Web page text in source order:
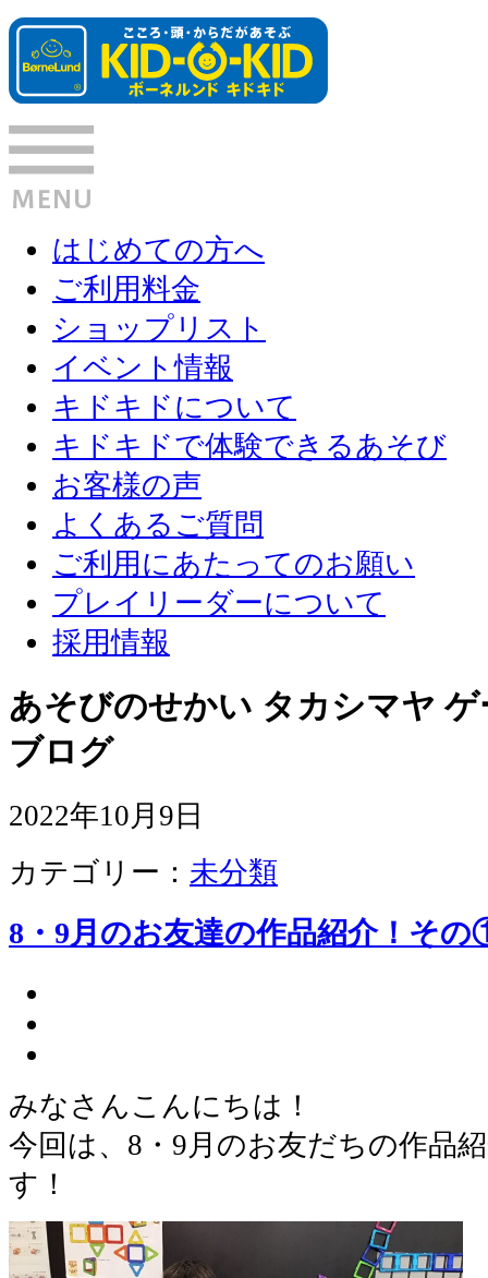
はじめての方へ
ご利用料金
ショップリスト
イベント情報
キドキドについて
キドキドで体験できるあそび
お客様の声
よくあるご質問
ご利用にあたってのお願い
プレイリーダーについて
採用情報
あそびのせかい タカシマヤ
ブログ
2022年10月9日
カテゴリー： 未分類
8・9月のお友達の作品紹介！そ
みなさんこんにちは！
今回は、8・9月のお友だちの作品
す！